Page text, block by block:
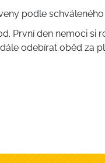
podle
První den nemoci
odebírat oběd za